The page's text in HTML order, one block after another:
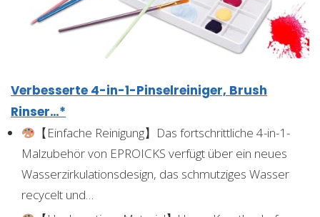
Verbesserte 4-in-1-Pinselreiniger, Brush
Rinser…*
【Einfache Reinigung】Das fortschrittliche 4-in-1-
Malzubehör von EPROICKS verfügt über ein neues
Wasserzirkulationsdesign, das schmutziges Wasser
recycelt und…